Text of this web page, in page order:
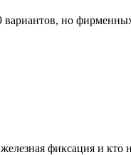
вариантов, но
фиксация и кто